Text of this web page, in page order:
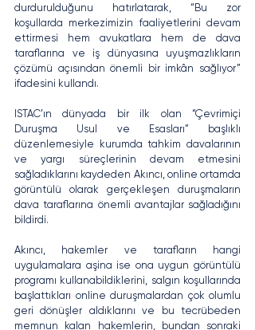
durdurulduğunu hatırlatarak, “Bu zor
koşullarda merkezimizin faaliyetlerini devam
ettirmesi hem avukatlara hem de dava
taraflarına ve iş dünyasına uyuşmazlıkların
çözümü açısından önemli bir imkân sağlıyor”
ifadesini kullandı.
ISTAC’ın dünyada bir ilk olan “Çevrimiçi
Duruşma Usul ve Esasları” başlıklı
düzenlemesiyle kurumda tahkim davalarının
ve yargı süreçlerinin devam etmesini
sağladıklarını kaydeden Akıncı, online ortamda
görüntülü olarak gerçekleşen duruşmaların
dava taraflarına önemli avantajlar sağladığını
bildirdi.
Akıncı, hakemler ve tarafların hangi
uygulamalara aşina ise ona uygun görüntülü
programı kullanabildiklerini, salgın koşullarında
başlattıkları online duruşmalardan çok olumlu
geri dönüşler aldıklarını ve bu tecrübeden
memnun kalan hakemlerin, bundan sonraki